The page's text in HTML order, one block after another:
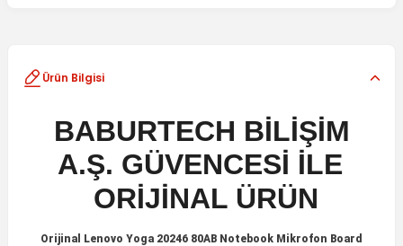
Ürün Bilgisi
BABURTECH BİLİŞİM
A.Ş. GÜVENCESİ İLE
ORİJİNAL ÜRÜN
Orijinal Lenovo Yoga 20246 80AB Notebook Mikrofon Board